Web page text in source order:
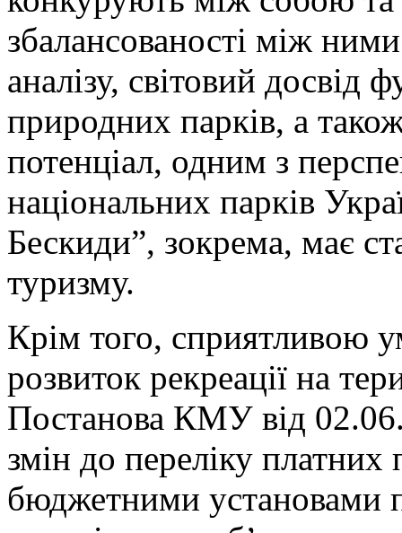
збалансованості між
аналізу, світовий досвід
природних парків, а
потенціал, одним з
національних парків
Бескиди”, зокрема, має
туризму.
Крім того, сприятливою
розвиток рекреації на
Постанова КМУ від
змін до переліку платних
бюджетними установами